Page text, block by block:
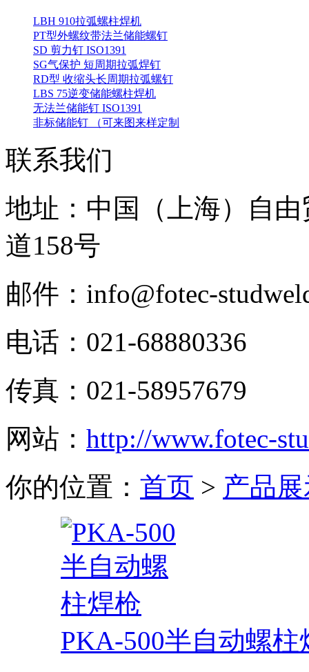
LBH 910拉弧螺柱焊机
PT型外螺纹带法兰储能螺钉
SD 剪力钉 ISO1391
SG气保护 短周期拉弧焊钉
RD型 收缩头长周期拉弧螺钉
LBS 75逆变储能螺柱焊机
无法兰储能钉 ISO1391
非标储能钉 （可来图来样定制
联系我们
地址：中国（上海）自
道158号
邮件：info@fotec-
电话：021-68880336
传真：021-58957679
网站： http://www.fotec-
你的位置： 首页 > 产品
PKA-500半自动螺柱